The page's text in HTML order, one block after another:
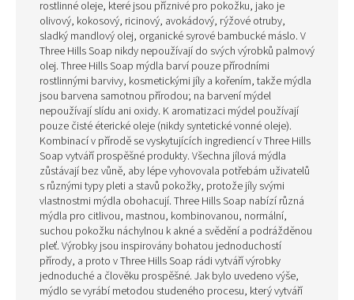
rostlinné oleje, které jsou příznivé pro pokožku, jako je
olivový, kokosový, ricinový, avokádový, rýžové otruby,
sladký mandlový olej, organické syrové bambucké máslo. V
Three Hills Soap nikdy nepoužívají do svých výrobků palmový
olej. Three Hills Soap mýdla barví pouze přírodními
rostlinnými barvivy, kosmetickými jíly a kořením, takže mýdla
jsou barvena samotnou přírodou; na barvení mýdel
nepoužívají slídu ani oxidy. K aromatizaci mýdel používají
pouze čisté éterické oleje (nikdy syntetické vonné oleje).
Kombinací v přírodě se vyskytujících ingrediencí v Three Hills
Soap vytváří prospěšné produkty. Všechna jílová mýdla
zůstávají bez vůně, aby lépe vyhovovala potřebám uživatelů
s různými typy pleti a stavů pokožky, protože jíly svými
vlastnostmi mýdla obohacují. Three Hills Soap nabízí různá
mýdla pro citlivou, mastnou, kombinovanou, normální,
suchou pokožku náchylnou k akné a svědění a podrážděnou
pleť. Výrobky jsou inspirovány bohatou jednoduchostí
přírody, a proto v Three Hills Soap rádi vytváří výrobky
jednoduché a člověku prospěšné. Jak bylo uvedeno výše,
mýdlo se vyrábí metodou studeného procesu, který vytváří